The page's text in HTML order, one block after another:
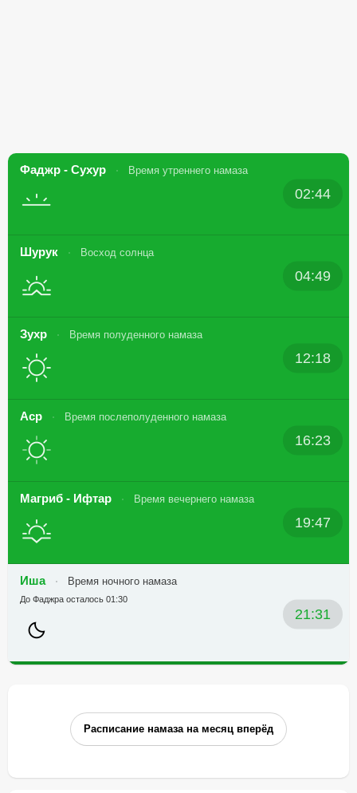
Фаджр - Сухур Время утреннего намаза
02:44
Шурук Восход солнца
04:49
Зухр Время полуденного намаза
12:18
Аср Время послеполуденного намаза
16:23
Магриб - Ифтар Время вечернего намаза
19:47
Иша Время ночного намаза
21:31
До Фаджра осталось 01:30
Расписание намаза на месяц вперёд